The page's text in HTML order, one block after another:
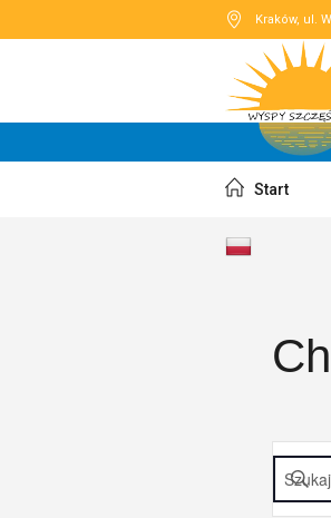
Kraków, ul.
Start
słowo